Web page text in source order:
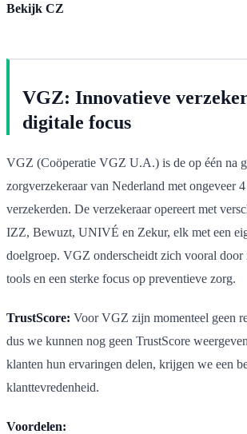
Bekijk CZ
VGZ: Innovatieve
digitale focus
VGZ (Coöperatie VGZ U.A.) is de op één na
zorgverzekeraar van Nederland met ongeveer
verzekerden. De verzekeraar opereert met
IZZ, Bewuzt, UNIVÉ en Zekur, elk met een
doelgroep. VGZ onderscheidt zich vooral
tools en een sterke focus op preventieve zorg.
TrustScore: Voor VGZ zijn momenteel geen
dus we kunnen nog geen TrustScore
klanten hun ervaringen delen, krijgen we een
klanttevredenheid.
Voordelen: